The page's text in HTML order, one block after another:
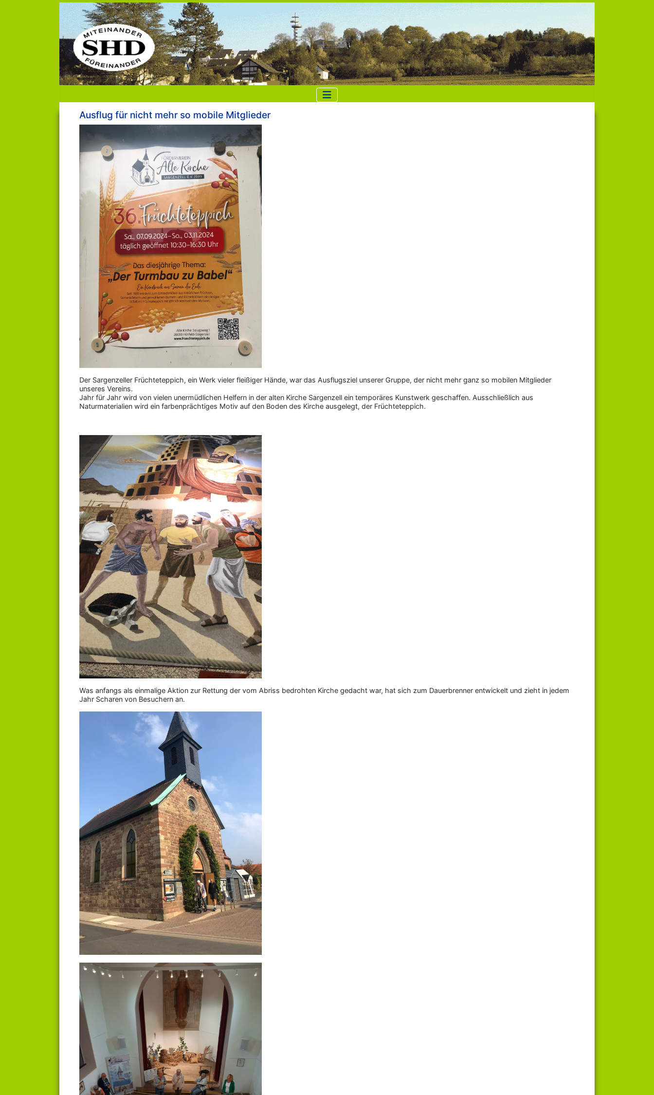
Ausflug für nicht mehr so mobile Mitglieder
Der Sargenzeller Früchteteppich, ein Werk vieler fleißiger Hände, war das Ausflugsziel unserer Gruppe, der nicht mehr ganz so mobilen Mitglieder
unseres Vereins.
Jahr für Jahr wird von vielen unermüdlichen Helfern in der alten Kirche Sargenzell ein temporäres Kunstwerk geschaffen. Ausschließlich aus
Naturmaterialien wird ein farbenprächtiges Motiv auf den Boden des Kirche ausgelegt, der Früchteteppich.
Was anfangs als einmalige Aktion zur Rettung der vom Abriss bedrohten Kirche gedacht war, hat sich zum Dauerbrenner entwickelt und zieht in jedem
Jahr Scharen von Besuchern an.